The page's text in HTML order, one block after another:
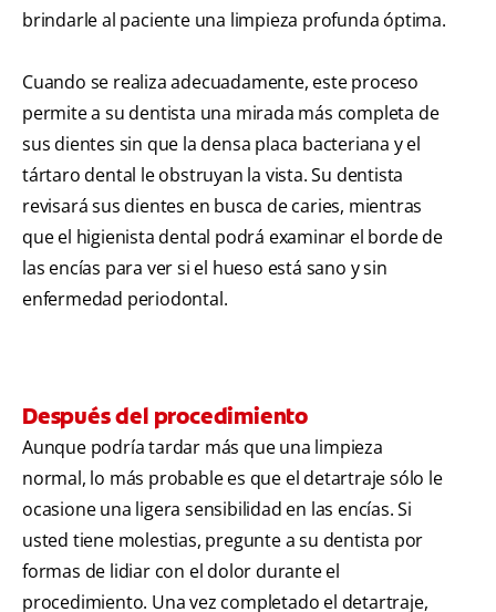
brindarle al paciente una limpieza profunda óptima.
Cuando se realiza adecuadamente, este proceso
permite a su dentista una mirada más completa de
sus dientes sin que la densa placa bacteriana y el
tártaro dental le obstruyan la vista. Su dentista
revisará sus dientes en busca de caries, mientras
que el higienista dental podrá examinar el borde de
las encías para ver si el hueso está sano y sin
enfermedad periodontal.
Después del procedimiento
Aunque podría tardar más que una limpieza
normal, lo más probable es que el detartraje sólo le
ocasione una ligera sensibilidad en las encías. Si
usted tiene molestias, pregunte a su dentista por
formas de lidiar con el dolor durante el
procedimiento. Una vez completado el detartraje,